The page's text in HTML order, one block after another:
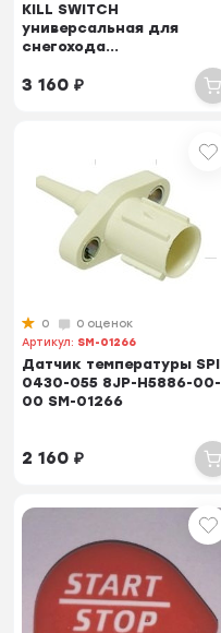
KILL SWITCH
универсальная для
снегохода...
3 160₽
0
0 оценок
Артикул: SM-01266
Датчик температуры SPI
0430-055 8JP-H5886-00-
00 SM-01266
2 160₽